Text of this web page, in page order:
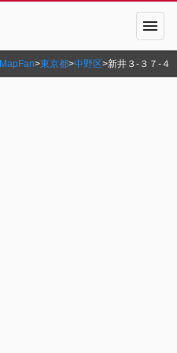
menu
MapFan>東京都>中野区>新井３‐３７‐４